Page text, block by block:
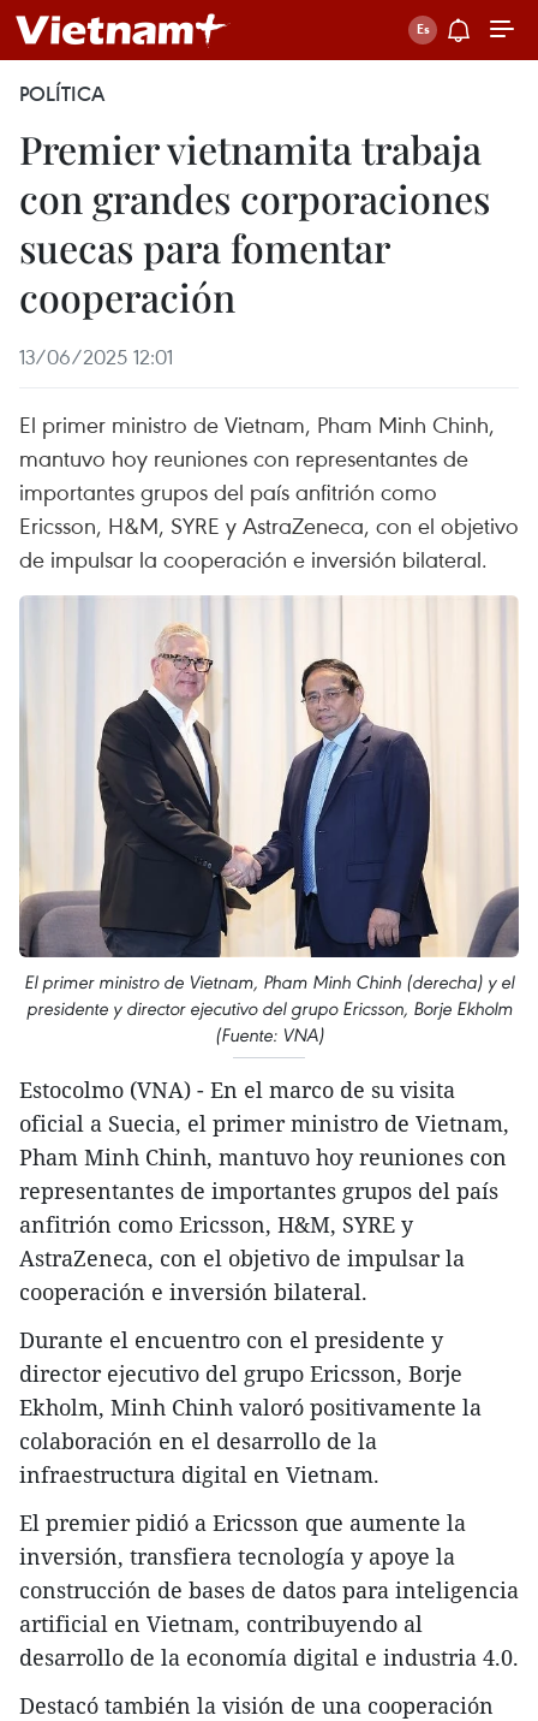
POLÍTICA
Premier vietnamita trabaja
con grandes corporaciones
suecas para fomentar
cooperación
13/06/2025 12:01
El primer ministro de Vietnam, Pham Minh Chinh,
mantuvo hoy reuniones con representantes de
importantes grupos del país anfitrión como
Ericsson, H&M, SYRE y AstraZeneca, con el objetivo
de impulsar la cooperación e inversión bilateral.
El primer ministro de Vietnam, Pham Minh Chinh (derecha) y el
presidente y director ejecutivo del grupo Ericsson, Borje Ekholm
(Fuente: VNA)
Estocolmo (VNA) - En el marco de su visita
oficial a Suecia, el primer ministro de Vietnam,
Pham Minh Chinh, mantuvo hoy reuniones con
representantes de importantes grupos del país
anfitrión como Ericsson, H&M, SYRE y
AstraZeneca, con el objetivo de impulsar la
cooperación e inversión bilateral.
Durante el encuentro con el presidente y
director ejecutivo del grupo Ericsson, Borje
Ekholm, Minh Chinh valoró positivamente la
colaboración en el desarrollo de la
infraestructura digital en Vietnam.
El premier pidió a Ericsson que aumente la
inversión, transfiera tecnología y apoye la
construcción de bases de datos para inteligencia
artificial en Vietnam, contribuyendo al
desarrollo de la economía digital e industria 4.0.
Destacó también la visión de una cooperación